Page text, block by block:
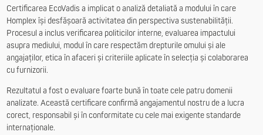
Certificarea EcoVadis a implicat o analiză detaliată a modului în care
Homplex își desfășoară activitatea din perspectiva sustenabilității.
Procesul a inclus verificarea politicilor interne, evaluarea impactului
asupra mediului, modul în care respectăm drepturile omului și ale
angajaților, etica în afaceri și criteriile aplicate în selecția și colaborarea
cu furnizorii.
Rezultatul a fost o evaluare foarte bună în toate cele patru domenii
analizate. Această certificare confirmă angajamentul nostru de a lucra
corect, responsabil și în conformitate cu cele mai exigente standarde
internaționale.